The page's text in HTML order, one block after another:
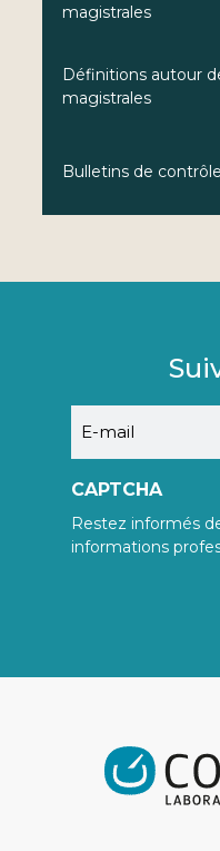
magistrales
Définitions autour
magistrales
Bulletins de contrôle
mail
CAPTCHA
Restez informés
informations